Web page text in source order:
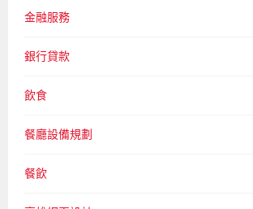
金融服務
銀行貸款
飲食
餐廳設備規劃
餐飲